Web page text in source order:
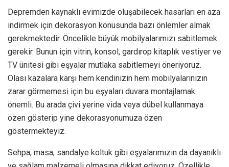
Depremden kaynaklı evimizde oluşabilecek hasarları en aza
indirmek için dekorasyon konusunda bazı önlemler almak
gerekmektedir. Öncelikle büyük mobilyalarımızı sabitlemek
gerekir. Bunun için vitrin, konsol, gardırop kitaplık vestiyer ve
TV ünitesi gibi eşyalar mutlaka sabitlemeyi öneriyoruz.
Olası kazalara karşı hem kendinizin hem mobilyalarınızın
zarar görmemesi için bu eşyaları duvara montajlamak
önemli. Bu arada çivi yerine vida veya dübel kullanmaya
özen gösterip yine dekorasyonumuza özen
göstermekteyiz.
Sehpa, masa, sandalye koltuk gibi eşyalarımızın da dayanıklı